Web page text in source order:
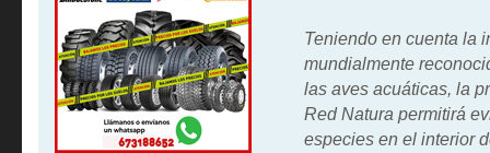
Teniendo en cuenta la
mundialmente
las aves acuáticas, la
Red Natura permitirá
especies en el interior